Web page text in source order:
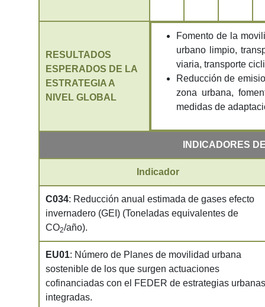
RESULTADOS
ESPERADOS DE LA
ESTRATEGIA A
NIVEL GLOBAL
Fomento de la
urbano limpio,
viaria, transporte
Reducción de
zona urbana,
medidas de
INDICADORES
Indicador
C034: Reducción anual estimada de gases efecto
invernadero (GEI) (Toneladas equivalentes de
CO2/año).
EU01: Número de Planes de movilidad urbana
sostenible de los que surgen actuaciones
cofinanciadas con el FEDER de estrategias urbanas
integradas.